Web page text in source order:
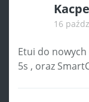
16
Etui do nowych
5s , oraz